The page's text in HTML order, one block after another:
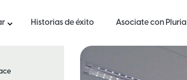
Historias de éxito Asociate con Pluria